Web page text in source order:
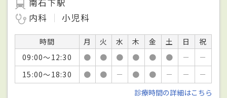
内科
小児科
時間 月 火 水 木 金 土 日
祝
09:00～12:30
● ● ● ● ● ● －
－
15:00～18:30
● ● － ● ● － －
－
診療時間の詳細はこちら